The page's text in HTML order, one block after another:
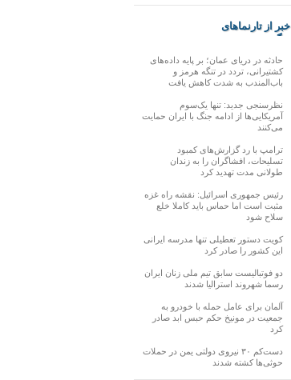
خبر از تارنماهای
دیگر
حادثه در دریای عمان؛ بر پایه داده‌های
کشتیرانی، تردد در تنگه هرمز و
باب‌المندب به شدت کاهش یافت
نظرسنجی جدید: تنها یک‌سوم
آمریکایی‌ها از ادامه جنگ با ایران حمایت
می‌کنند
ترامپ با رد گزارش‌های کمبود
تسلیحات، افشاگران را به زندان
طولانی مدت تهدید کرد
رئیس‌ جمهوری اسرائیل: نقشه راه غزه
مثبت است اما حماس باید کاملا خلع
سلاح شود
کویت دستور تعطیلی تنها مدرسه ایرانی
این کشور را صادر کرد
دو فوتبالیست سابق تیم ملی زنان ایران
رسما شهروند استرالیا شدند
آلمان برای عامل حمله با خودرو به
جمعیت در مونیخ حکم حبس ابد صادر
کرد
دست‌کم ۳۰ نیروی دولتی یمن در حملات
حوثی‌ها کشته شدند